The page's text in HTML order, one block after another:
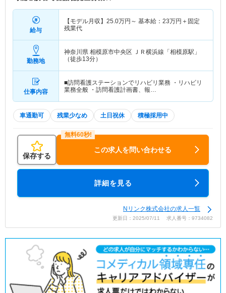
給与
【モデル月収】 25.0万円～ 基本給：23万円＋固定
残業代
勤務地
神奈川県 相模原市中央区 ＪＲ横浜線「相模原駅」
（徒歩13分）
仕事内容
■訪問看護ステーションでリハビリ業務 ・リハビリ
業務全般 ・訪問看護計画書、報…
車通勤可 残業少なめ 土日祝休 積極採用中
保存する
この求人を問い合わせる
詳細を見る
Nリンク株式会社の求人一覧
更新日：2025/07/11 求人番号：9734082